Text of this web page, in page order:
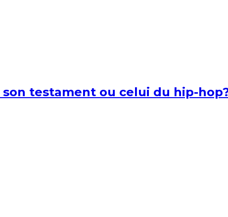
son testament ou celui du hip-